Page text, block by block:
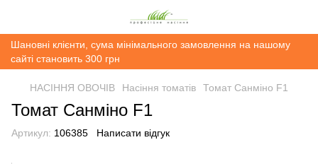
Шановні клієнти, сума мінімального замовлення на нашому
сайті становить 300 грн
НАСІННЯ ОВОЧІВ Насіння томатів Томат Санміно F1
Томат Санміно F1
Артикул: 106385 Написати відгук